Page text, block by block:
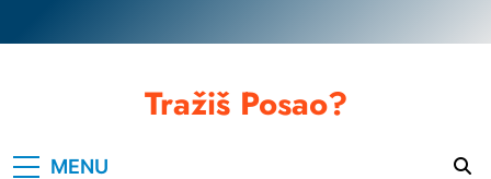
to
Tražiš Posao?
MENU